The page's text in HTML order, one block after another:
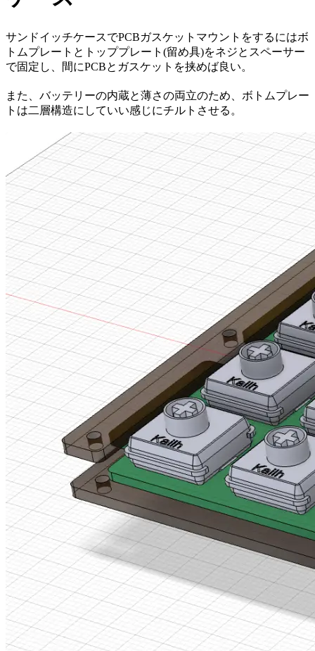
サンドイッチケースでPCBガスケットマウントをするにはボ
トムプレートとトッププレート(留め具)をネジとスペーサー
で固定し、間にPCBとガスケットを挟めば良い。
また、バッテリーの内蔵と薄さの両立のため、ボトムプレー
トは二層構造にしていい感じにチルトさせる。